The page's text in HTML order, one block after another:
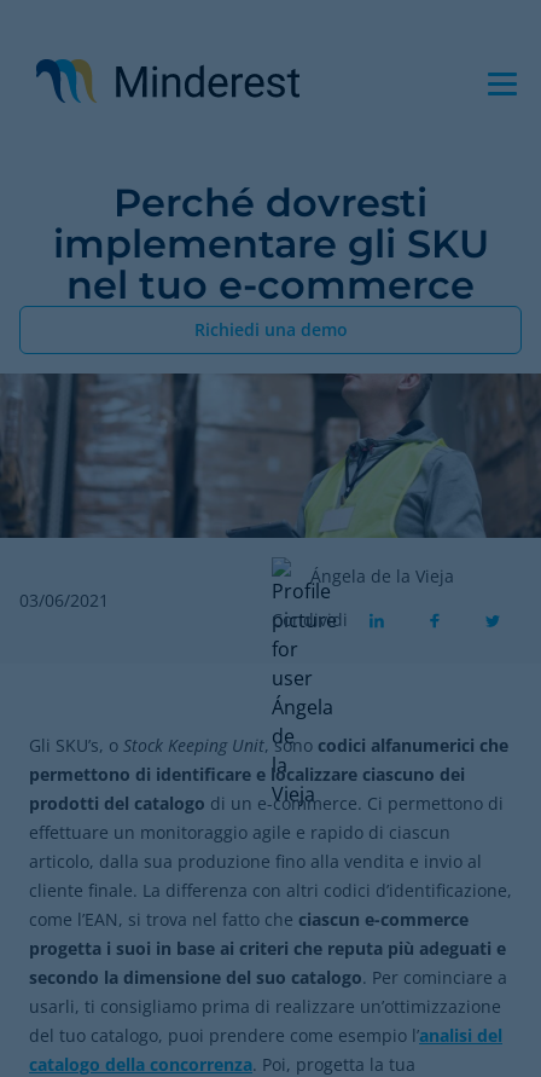
contenuto
principale
Perché dovresti
implementare gli SKU
nel tuo e-commerce
Richiedi una demo
03/06/2021
Ángela de la Vieja
Condividi
Gli SKU’s, o Stock Keeping Unit, sono codici alfanumerici che
permettono di identificare e localizzare ciascuno dei
prodotti del catalogo di un e-commerce. Ci permettono di
effettuare un monitoraggio agile e rapido di ciascun
articolo, dalla sua produzione fino alla vendita e invio al
cliente finale. La differenza con altri codici d’identificazione,
come l’EAN, si trova nel fatto che ciascun e-commerce
progetta i suoi in base ai criteri che reputa più adeguati e
secondo la dimensione del suo catalogo. Per cominciare a
usarli, ti consigliamo prima di realizzare un’ottimizzazione
del tuo catalogo, puoi prendere come esempio l’analisi del
catalogo della concorrenza. Poi, progetta la tua